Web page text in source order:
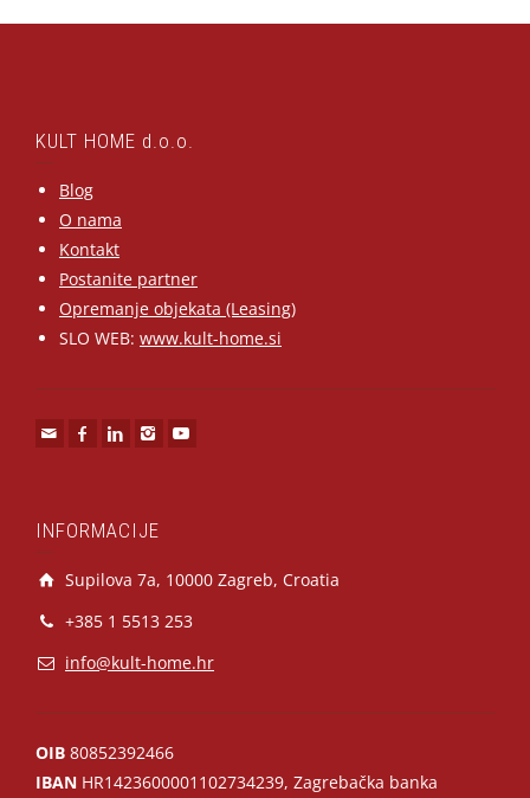
KULT HOME d.o.o.
Blog
O nama
Kontakt
Postanite partner
Opremanje objekata (Leasing)
SLO WEB: www.kult-home.si
INFORMACIJE
Supilova 7a, 10000 Zagreb, Croatia
+385 1 5513 253
info@kult-home.hr
OIB 80852392466
IBAN HR1423600001102734239, Zagrebačka banka